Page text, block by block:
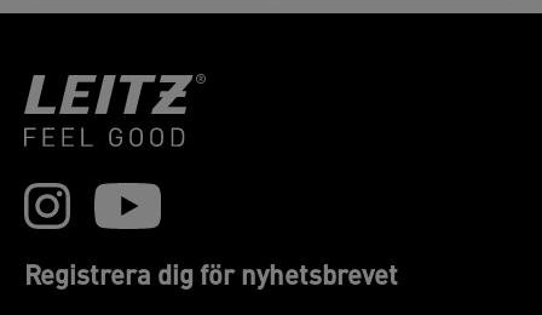
Registrera dig för nyhetsbrevet